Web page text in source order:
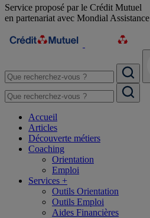
Service proposé par le Crédit Mutuel
en partenariat avec Mondial Assistance
Accueil
Articles
Découverte métiers
Coaching
Orientation
Emploi
Services +
Outils Orientation
Outils Emploi
Aides Financières